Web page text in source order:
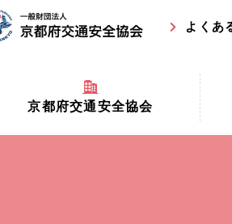
よくあ
京都府交通安全協会
京都府交通安全協会とは？
京都
交通